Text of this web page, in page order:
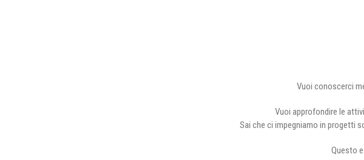
Vuoi conoscerci
Vuoi approfondire le
Sai che ci impegniamo in progetti
Questo